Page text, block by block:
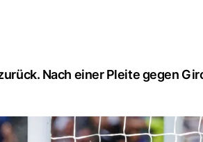
Nach einer Pleite gegen